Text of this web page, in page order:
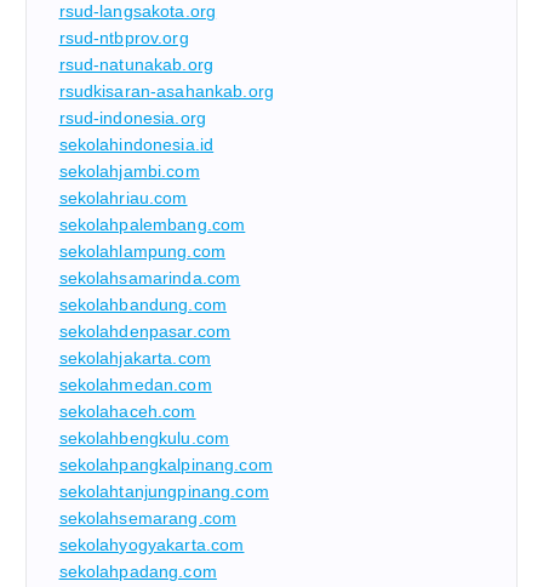
rsud-langsakota.org
rsud-ntbprov.org
rsud-natunakab.org
rsudkisaran-asahankab.org
rsud-indonesia.org
sekolahindonesia.id
sekolahjambi.com
sekolahriau.com
sekolahpalembang.com
sekolahlampung.com
sekolahsamarinda.com
sekolahbandung.com
sekolahdenpasar.com
sekolahjakarta.com
sekolahmedan.com
sekolahaceh.com
sekolahbengkulu.com
sekolahpangkalpinang.com
sekolahtanjungpinang.com
sekolahsemarang.com
sekolahyogyakarta.com
sekolahpadang.com